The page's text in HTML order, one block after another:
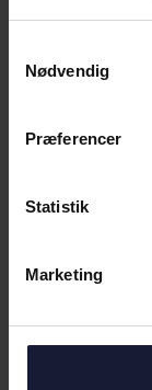
Nødvendig
Præferencer
Statistik
Marketing